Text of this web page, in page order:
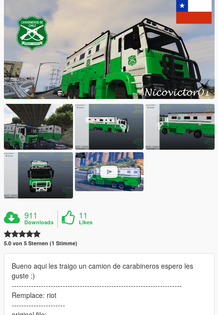
911
Downloads
11
Likes
5.0 von 5 Sternen (1 Stimme)
Bueno aqui les traigo un camion de carabineros espero les
guste :)
----------------------------------------------------------------------
Remplace: riot
----------------------